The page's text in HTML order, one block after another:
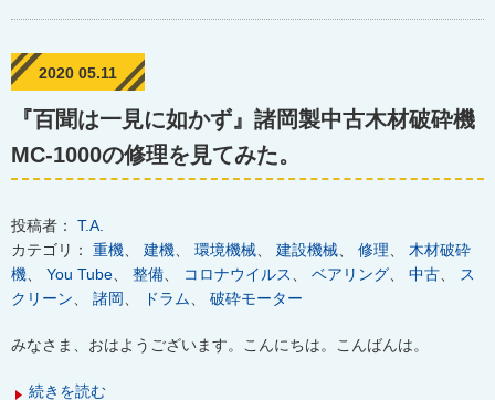
2020 05.11
『百聞は一見に如かず』諸岡製中古木材破砕機
MC-1000の修理を見てみた。
投稿者： T.A.
カテゴリ： 重機、 建機、 環境機械、 建設機械、 修理、 木材破砕
機、 You Tube、 整備、 コロナウイルス、 ベアリング、 中古、 ス
クリーン、 諸岡、 ドラム、 破砕モーター
みなさま、おはようございます。こんにちは。こんばんは。
続きを読む